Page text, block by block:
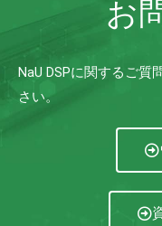
お
NaU DSPに関するご
さい。